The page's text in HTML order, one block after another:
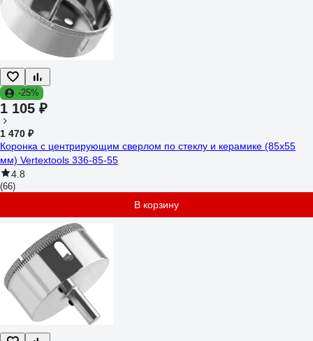
-25%
1 105 ₽
1 470 ₽
Коронка с центрирующим сверлом по стеклу и керамике (85х55
мм) Vertextools 336-85-55
4.8
(66)
В корзину